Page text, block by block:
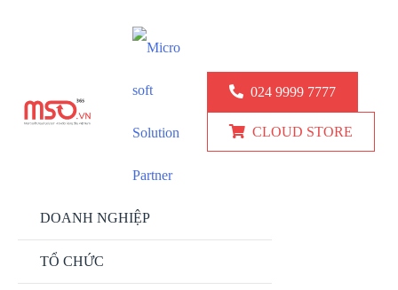
024 9999 7777
CLOUD STORE
DOANH NGHIỆP
TỔ CHỨC